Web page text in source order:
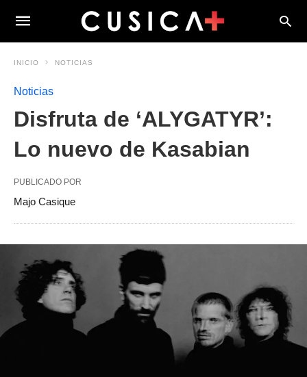
INICIO NOTICIAS
Noticias
Disfruta de ‘ALYGATYR’:
Lo nuevo de Kasabian
PUBLICADO POR
Majo Casique